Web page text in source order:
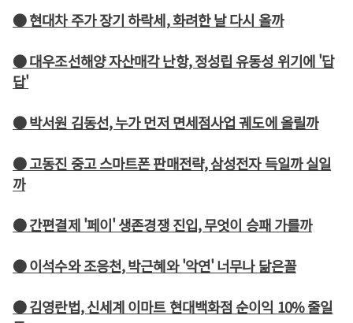
● 현대차 주가 장기 하락세, 화려한 날 다시 올까
● 대우조선해양 자산매각 난항, 정성립 유동성 위기에 '답
답'
● 박서원 김동선, 누가 먼저 면세점사업 궤도에 올릴까
● 고동진 중고 스마트폰 판매전략, 삼성전자 득일까 실일
까
● 간편결제 '페이' 생존경쟁 진입, 무엇이 승패 가를까
● 이석수와 조응천, 박근혜와 '악연' 너무나 닮은꼴
● 김영란법, 신세계 이마트 현대백화점 순이익 10% 줄일